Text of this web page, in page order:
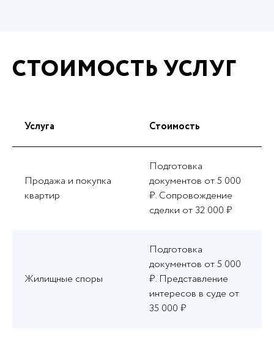
СТОИМОСТЬ УСЛУГ
Услуга Стоимость
Продажа и покупка
квартир
Подготовка
документов от 5 000
₽. Сопровождение
сделки от 32 000 ₽
Жилищные споры
Подготовка
документов от 5 000
₽. Представление
интересов в суде от
35 000 ₽